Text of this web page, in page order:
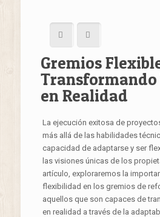
Gremios
Transformando
en Realidad
La ejecución exitosa de
más allá de las habilidades
capacidad de adaptarse y ser
las visiones únicas de los
artículo, exploraremos la
flexibilidad en los gremios de
aquellos que son capaces de
en realidad a través de la